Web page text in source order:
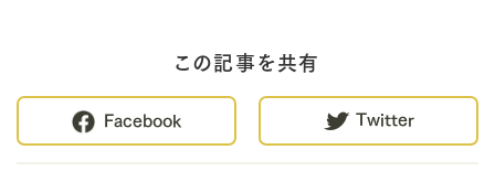
この記事を共有
Facebook Twitter